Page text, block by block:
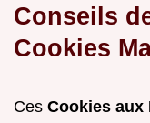
Conseils
Cookies
Ces Cookies aux